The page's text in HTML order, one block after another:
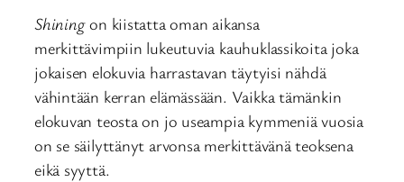
Shiningon kiistatta oman aikansa
merkittävimpiin lukeutuvia kauhuklassikoita joka
jokaisen elokuvia harrastavan täytyisi nähdä
vähintään kerran elämässään. Vaikka tämänkin
elokuvan teosta on jo useampia kymmeniä vuosia
on se säilyttänyt arvonsa merkittävänä teoksena
eikä syyttä.